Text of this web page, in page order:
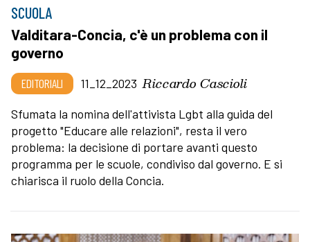
SCUOLA
Valditara-Concia, c'è un problema con il
governo
EDITORIALI 11_12_2023 Riccardo Cascioli
Sfumata la nomina dell'attivista Lgbt alla guida del
progetto "Educare alle relazioni", resta il vero
problema: la decisione di portare avanti questo
programma per le scuole, condiviso dal governo. E si
chiarisca il ruolo della Concia.